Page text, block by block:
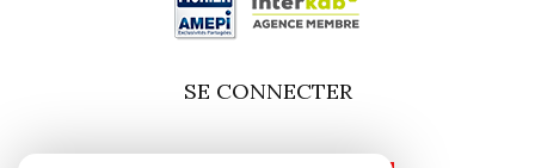
SE CONNECTER